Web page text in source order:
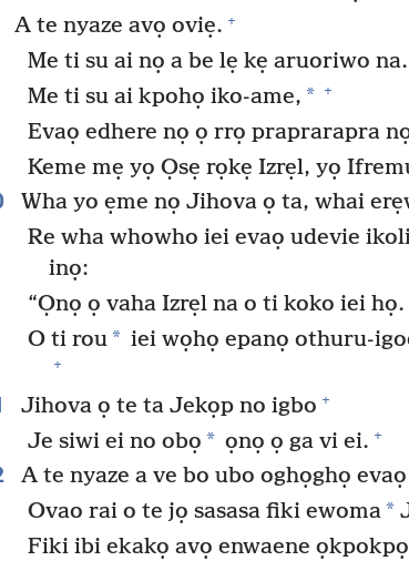
A te nyaze avọ oviẹ. +
Me ti su ai nọ a be lẹ kẹ aruoriwo na.
Me ti su ai kpohọ iko-ame, * +
Evaọ edhere nọ ọ rrọ praprarapra
Keme mẹ yọ Ọsẹ rọkẹ Izrẹl, yọ
Wha yo ẹme nọ Jihova ọ ta, whai
Re wha whowho iei evaọ udevie
inọ:
“Ọnọ ọ vaha Izrẹl na o ti koko iei họ.
O ti rou* iei wọhọ epanọ othuru-
+
Jihova ọ te ta Jekọp no igbo +
Je siwi ei no obọ * ọnọ ọ ga vi ei. +
A te nyaze a ve bo ubo oghọghọ
Ovao rai o te jọ sasasa fiki ewoma*
Fiki ibi ekakọ avọ enwaene ọkpokpọ